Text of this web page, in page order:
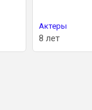
Актеры
8 лет